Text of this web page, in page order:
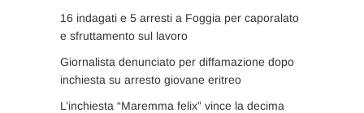
16 indagati e 5 arresti a Foggia per caporalato
e sfruttamento sul lavoro
Giornalista denunciato per diffamazione dopo
inchiesta su arresto giovane eritreo
L’inchiesta “Maremma felix” vince la decima